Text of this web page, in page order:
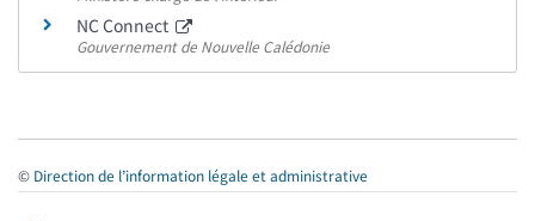
NC Connect
Gouvernement de Nouvelle Calédonie
© Direction de l’information légale et administrative